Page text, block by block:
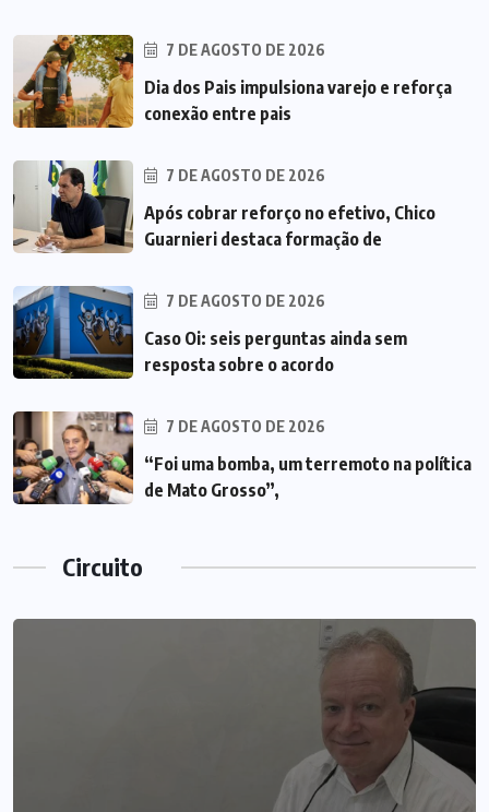
7 DE AGOSTO DE 2026
Dia dos Pais impulsiona varejo e reforça
conexão entre pais
7 DE AGOSTO DE 2026
Após cobrar reforço no efetivo, Chico
Guarnieri destaca formação de
7 DE AGOSTO DE 2026
Caso Oi: seis perguntas ainda sem
resposta sobre o acordo
7 DE AGOSTO DE 2026
“Foi uma bomba, um terremoto na política
de Mato Grosso”,
Circuito